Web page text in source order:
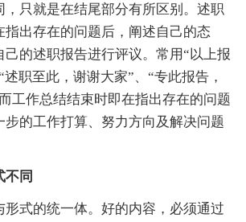
，只就是在结尾部分有所区别。述职
指出存在的问题后，阐述自己的态
己的述职报告进行评议。常用“以上报
职至此，谢谢大家”、“专此报告，
工作总结结束时即在指出存在的问题
步的工作打算、努力方向及解决问题
同
式的统一体。好的内容，必须通过